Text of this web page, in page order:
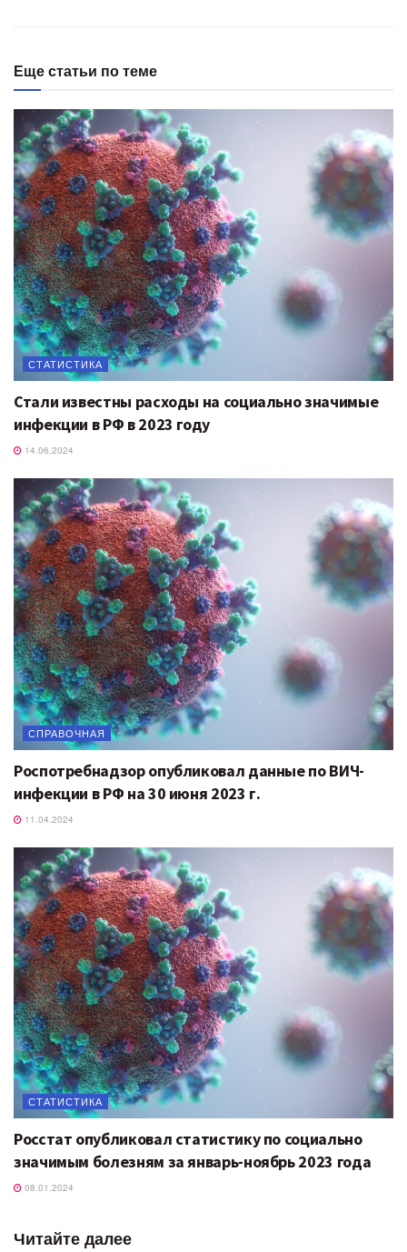
Еще статьи по теме
СТАТИСТИКА
Стали известны расходы на социально значимые
инфекции в РФ в 2023 году
14.06.2024
СПРАВОЧНАЯ
Роспотребнадзор опубликовал данные по ВИЧ-
инфекции в РФ на 30 июня 2023 г.
11.04.2024
СТАТИСТИКА
Росстат опубликовал статистику по социально
значимым болезням за январь-ноябрь 2023 года
08.01.2024
Читайте далее